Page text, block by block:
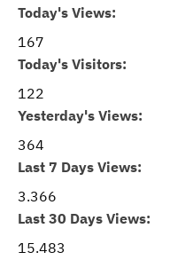
Today's Views:
167
Today's Visitors:
122
Yesterday's Views:
364
Last 7 Days Views:
3.366
Last 30 Days Views:
15.483